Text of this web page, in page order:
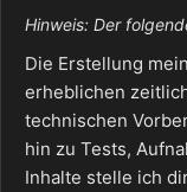
Hinweis: Der
Die Erstellung
erheblichen
technischen
hin zu Tests,
Inhalte stelle ich